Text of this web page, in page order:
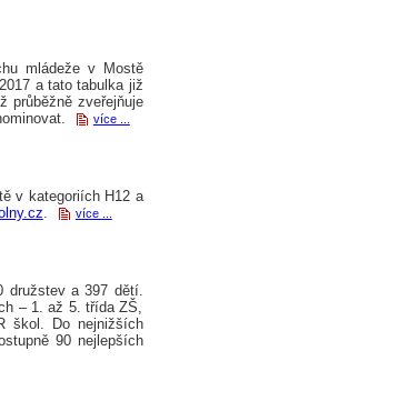
mládeže v Mostě
a tato tabulka již
průběžně zveřejňuje
více ...
v kategoriích H12 a
více ...
družstev a 397 dětí.
– 1. až 5. třída ZŠ,
škol. Do nejnižších
90 nejlepších